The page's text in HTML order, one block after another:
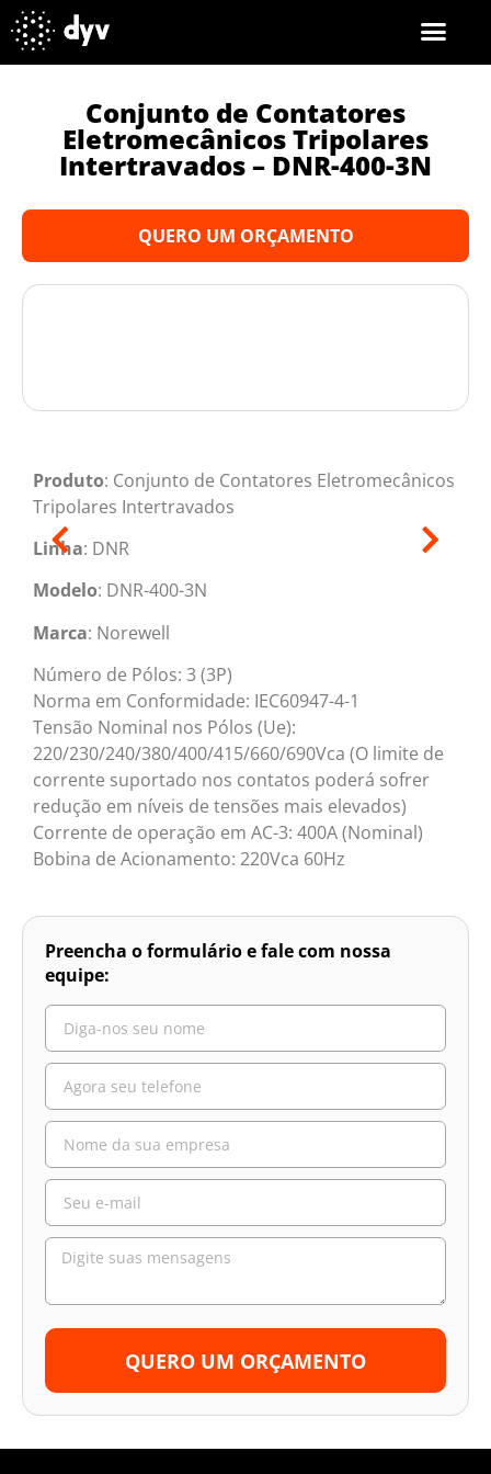
Conjunto de Contatores
Eletromecânicos Tripolares
Intertravados – DNR-400-3N
QUERO UM ORÇAMENTO
Produto: Conjunto de Contatores Eletromecânicos
Tripolares Intertravados
Linha: DNR
Modelo: DNR-400-3N
Marca: Norewell
Número de Pólos: 3 (3P)
Norma em Conformidade: IEC60947-4-1
Tensão Nominal nos Pólos (Ue):
220/230/240/380/400/415/660/690Vca (O limite de
corrente suportado nos contatos poderá sofrer
redução em níveis de tensões mais elevados)
Corrente de operação em AC-3: 400A (Nominal)
Bobina de Acionamento: 220Vca 60Hz
Preencha o formulário e fale com nossa
equipe:
QUERO UM ORÇAMENTO